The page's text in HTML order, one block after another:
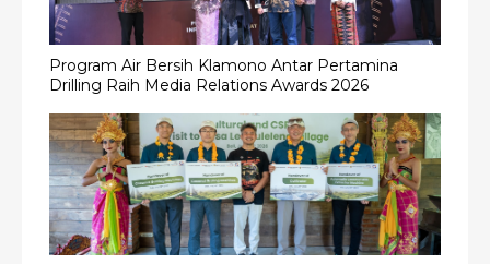
Program Air Bersih Klamono Antar Pertamina
Drilling Raih Media Relations Awards 2026